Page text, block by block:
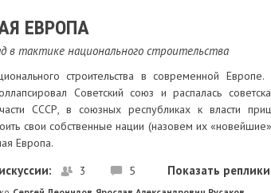
ЕВРОПА
в тактике национального строительства
строительства в современной Европе.
Советский союз и распалась
СССР, в союзных республиках к власти
свои собственные нации (назовем их
Европа.
3 5 Показать